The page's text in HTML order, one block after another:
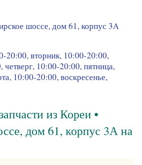
шоссе, дом 61, корпус 3А
20:00, вторник, 10:00-20:00,
четверг, 10:00-20:00, пятница,
10:00-20:00, воскресенье,
из Кореи •
дом 61, корпус 3А на